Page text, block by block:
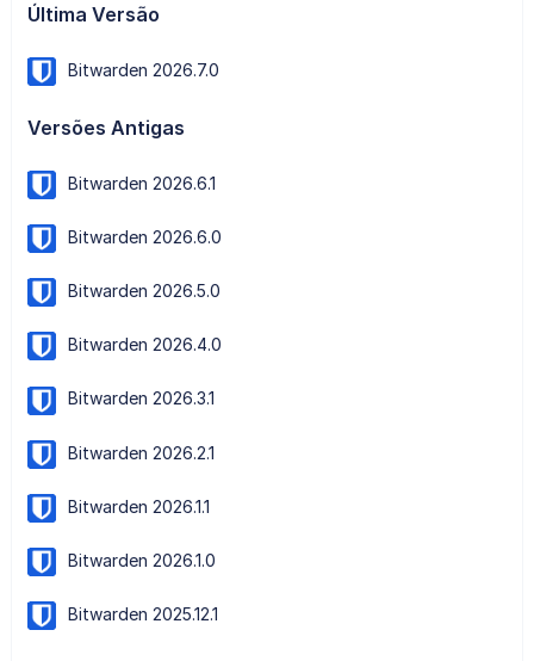
Última Versão
Bitwarden 2026.7.0
Versões Antigas
Bitwarden 2026.6.1
Bitwarden 2026.6.0
Bitwarden 2026.5.0
Bitwarden 2026.4.0
Bitwarden 2026.3.1
Bitwarden 2026.2.1
Bitwarden 2026.1.1
Bitwarden 2026.1.0
Bitwarden 2025.12.1